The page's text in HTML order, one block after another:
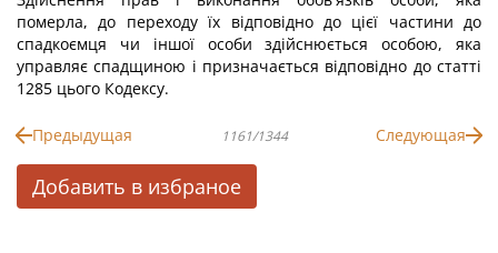
померла, до переходу їх відповідно до цієї частини до
спадкоємця чи іншої особи здійснюється особою, яка
управляє спадщиною і призначається відповідно до статті
1285 цього Кодексу.
Предыдущая 1161/1344 Следующая
Добавить в избраное